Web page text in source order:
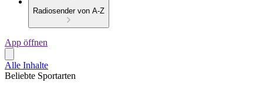
Radiosender von A-Z
App öffnen
Alle Inhalte
Beliebte Sportarten